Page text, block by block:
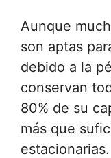
Aunque
son aptas
debido a la
conservan
80% de su
más que
estacionarias.